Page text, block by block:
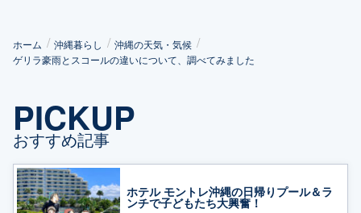
ホーム 沖縄暮らし
沖縄の天気・気候
ゲリラ豪雨とスコールの違いについて、調べてみました
PICKUP
おすすめ記事
ホテル モントレ沖縄の日帰りプール＆ラ
ンチで子どもたち大興奮！